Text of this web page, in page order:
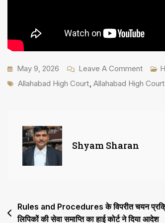
May 9, 2026 Leave A CommentOn
होता
है
Tags
Allahabad High Court Allahabad High
Shyam Sharan
Post
Rules and Procedures के विपरीत चयन
लिपिकों की सेवा समाप्ति का हाई कोर्ट ने दिया आदेश